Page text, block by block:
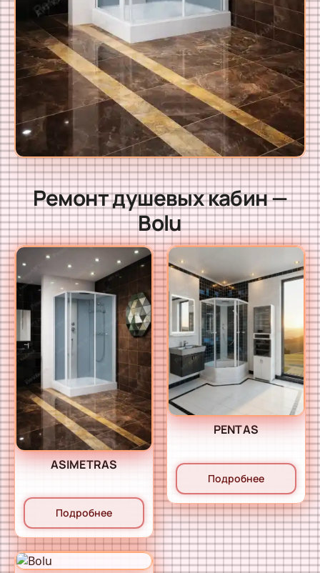
Ремонт душевых кабин —
Bolu
ASIMETRAS
Подробнее
PENTAS
Подробнее